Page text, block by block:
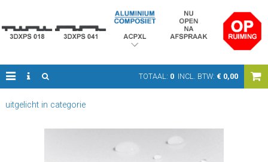
TOTAAL: 0 INCL. BTW: € 0,00
uitgelicht in categorie